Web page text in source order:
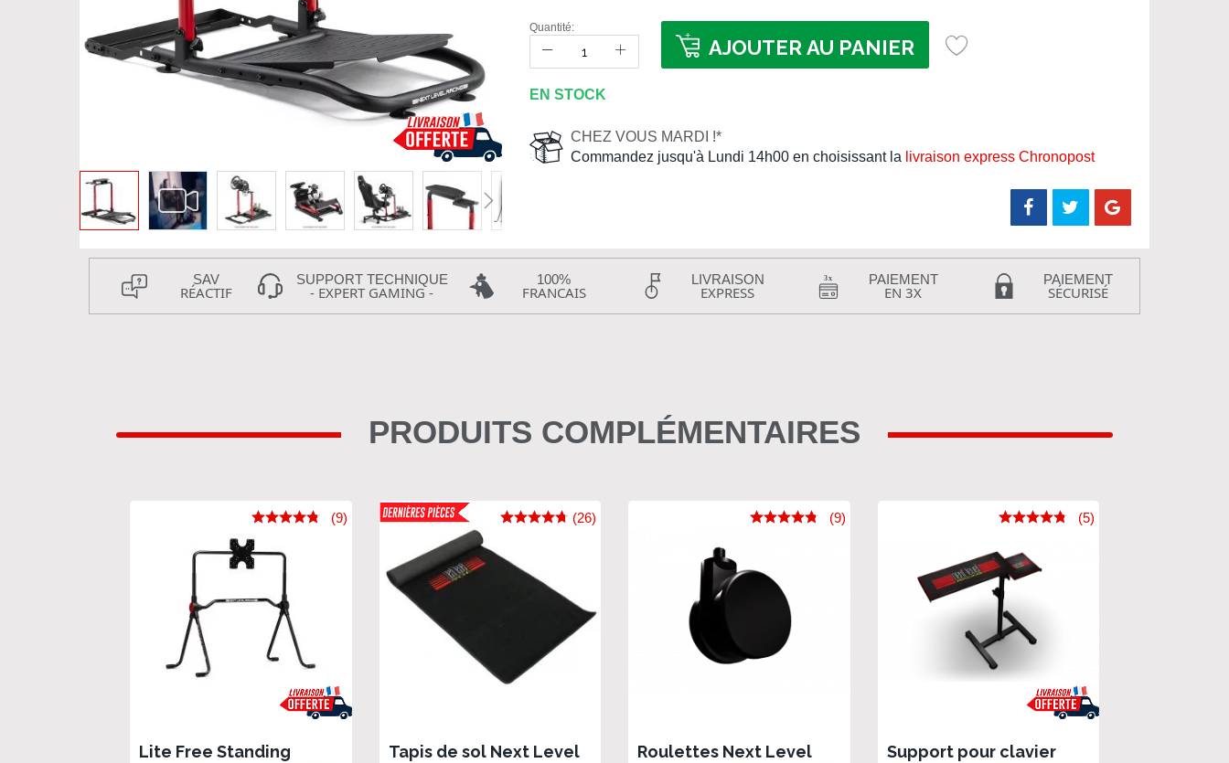
Quantité:
AJOUTER AU PANIER
EN STOCK
CHEZ VOUS MARDI !*
Commandez jusqu'à Lundi 14h00 en choisissant la livraison express Chronopost
SAV
RÉACTIF
SUPPORT TECHNIQUE
- EXPERT GAMING -
100%
FRANCAIS
LIVRAISON
EXPRESS
PAIEMENT
EN 3X
PAIEMENT
SÉCURISÉ
PRODUITS COMPLÉMENTAIRES
Lite Free Standing
(9)
Tapis de sol Next Level
(26)
Roulettes Next Level
(9)
Support pour clavier
(5)